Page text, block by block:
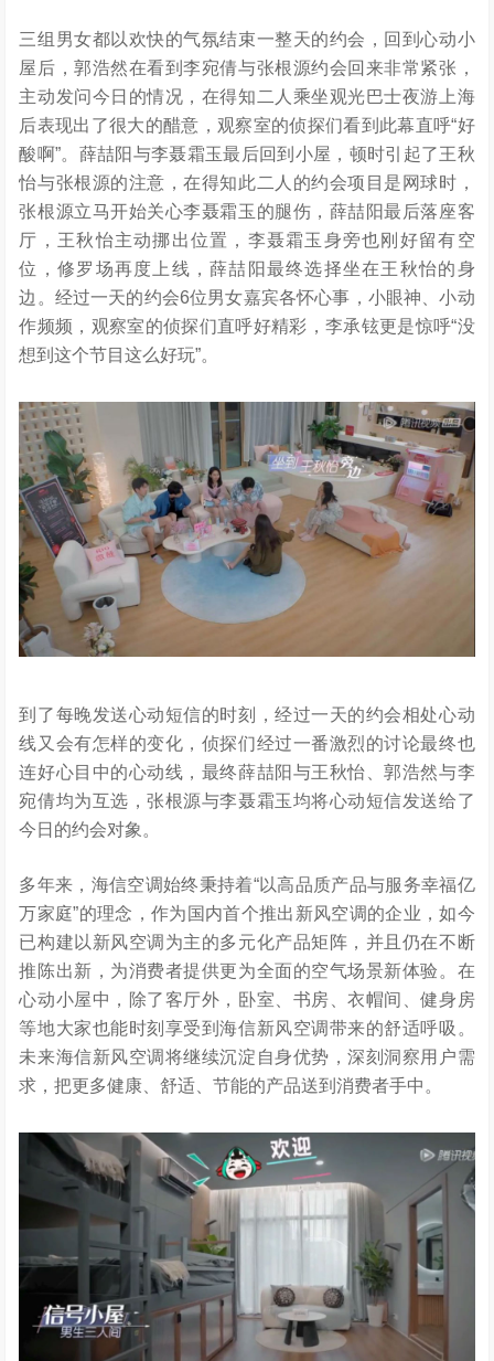
三组男女都以欢快的气氛结束一整天的约会，回到心动小
屋后，郭浩然在看到李宛倩与张根源约会回来非常紧张，
主动发问今日的情况，在得知二人乘坐观光巴士夜游上海
后表现出了很大的醋意，观察室的侦探们看到此幕直呼“好
酸啊”。薛喆阳与李聂霜玉最后回到小屋，顿时引起了王秋
怡与张根源的注意，在得知此二人的约会项目是网球时，
张根源立马开始关心李聂霜玉的腿伤，薛喆阳最后落座客
厅，王秋怡主动挪出位置，李聂霜玉身旁也刚好留有空
位，修罗场再度上线，薛喆阳最终选择坐在王秋怡的身
边。经过一天的约会6位男女嘉宾各怀心事，小眼神、小动
作频频，观察室的侦探们直呼好精彩，李承铉更是惊呼“没
想到这个节目这么好玩”。
到了每晚发送心动短信的时刻，经过一天的约会相处心动
线又会有怎样的变化，侦探们经过一番激烈的讨论最终也
连好心目中的心动线，最终薛喆阳与王秋怡、郭浩然与李
宛倩均为互选，张根源与李聂霜玉均将心动短信发送给了
今日的约会对象。
多年来，海信空调始终秉持着“以高品质产品与服务幸福亿
万家庭”的理念，作为国内首个推出新风空调的企业，如今
已构建以新风空调为主的多元化产品矩阵，并且仍在不断
推陈出新，为消费者提供更为全面的空气场景新体验。在
心动小屋中，除了客厅外，卧室、书房、衣帽间、健身房
等地大家也能时刻享受到海信新风空调带来的舒适呼吸。
未来海信新风空调将继续沉淀自身优势，深刻洞察用户需
求，把更多健康、舒适、节能的产品送到消费者手中。